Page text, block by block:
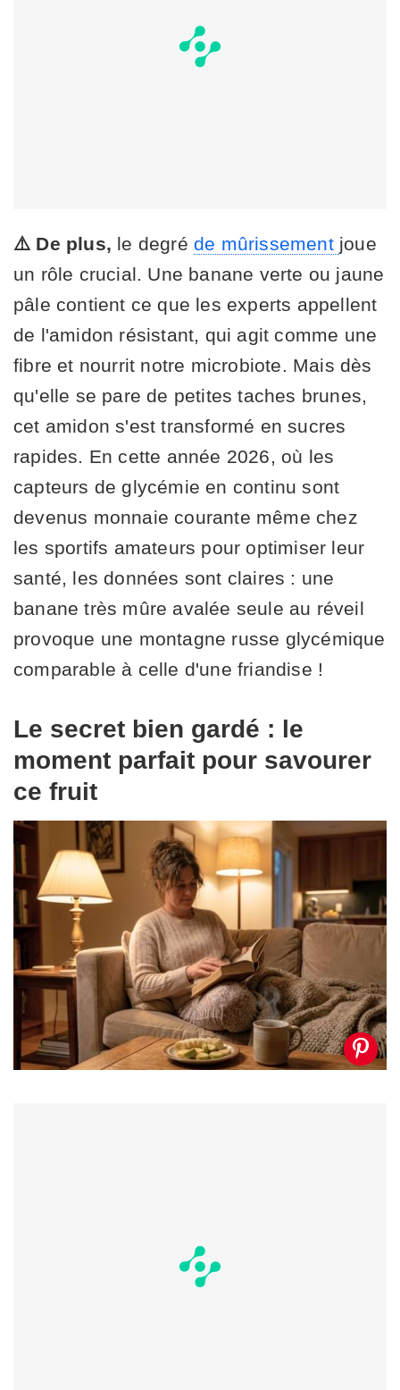
⚠️ De plus, le degréde mûrissement joue
un rôle crucial. Une banane verte ou jaune
pâle contient ce que les experts appellent
de l'amidon résistant, qui agit comme une
fibre et nourrit notre microbiote. Mais dès
qu'elle se pare de petites taches brunes,
cet amidon s'est transformé en sucres
rapides. En cette année 2026, où les
capteurs de glycémie en continu sont
devenus monnaie courante même chez
les sportifs amateurs pour optimiser leur
santé, les données sont claires : une
banane très mûre avalée seule au réveil
provoque une montagne russe glycémique
comparable à celle d'une friandise !
Le secret bien gardé : le
moment parfait pour savourer
ce fruit